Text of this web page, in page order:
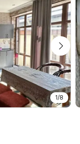
1/8